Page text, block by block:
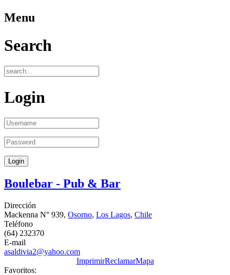
Menu
Search
Login
Boulebar - Pub & Bar
Dirección
Mackenna N° 939, Osorno, Los Lagos, Chile
Teléfono
(64) 232370
E-mail
asaldivia2@yahoo.com
ImprimirReclamarMapa
Favoritos: